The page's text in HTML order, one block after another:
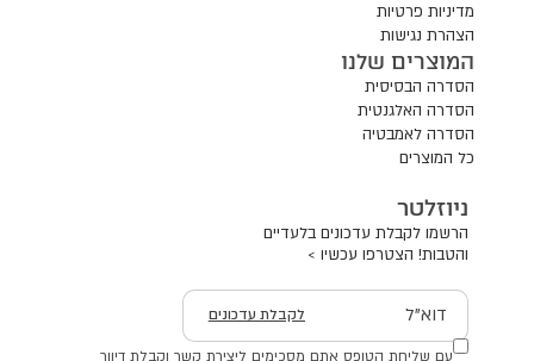
מדיניות פרטיות
הצהרת נגישות
המוצרים שלנו
הסדרה הבסיסית
הסדרה האלגנטית
הסדרה לאמבטיה
כל המוצרים
ניוזלטר
הרשמו לקבלת עדכונים בלעדיים
והטבות! הצטרפו עכשיו >
דוא"ל
עם שליחת הטופס אתם מסכימים ליצירת קשר וקבלת דיוור
לקבלת עדכונים